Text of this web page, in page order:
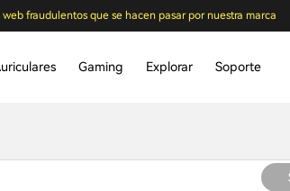
fraudulentos que se hacen pasar por nuestra marca
Gaming Explorar Soporte